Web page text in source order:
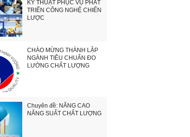
KỸ THUẬT PHỤC VỤ PHÁT
TRIỂN CÔNG NGHỆ CHIẾN
LƯỢC
CHÀO MỪNG THÀNH LẬP
NGÀNH TIÊU CHUẨN ĐO
LƯỜNG CHẤT LƯỢNG
Chuyên đề: NÂNG CAO
NĂNG SUẤT CHẤT LƯỢNG